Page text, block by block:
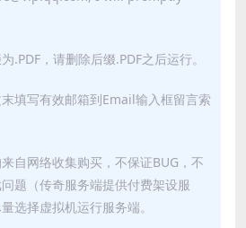
.PDF，请删除后缀.PDF之后运行。
填写有效邮箱到Email输入框留言索
自网络收集购买，不保证BUG，不
题（传奇服务端提供付费架设服
选择虚拟机运行服务端。